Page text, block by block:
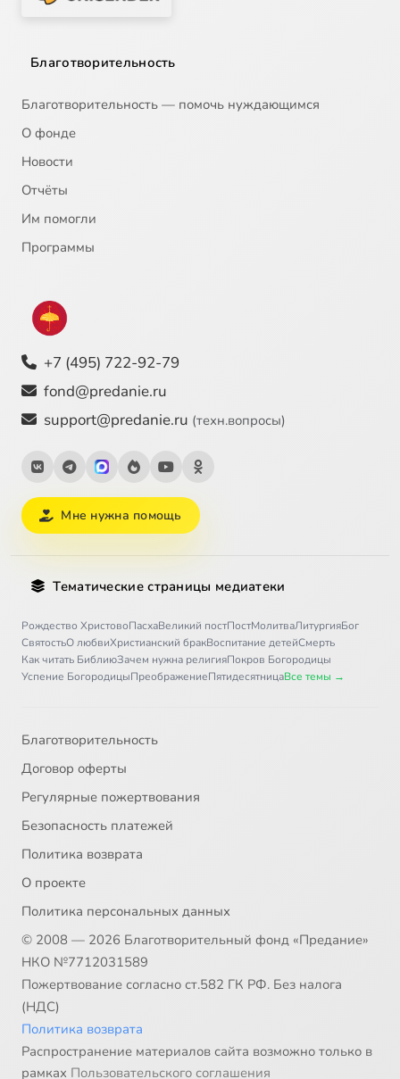
Благотворительность
Благотворительность — помочь нуждающимся
О фонде
Новости
Отчёты
Им помогли
Программы
+7 (495) 722-92-79
fond@predanie.ru
support@predanie.ru (техн.вопросы)
Мне нужна помощь
Тематические страницы медиатеки
Рождество ХристовоПасхаВеликий постПостМолитваЛитургияБог
СвятостьО любвиХристианский бракВоспитание детейСмерть
Как читать БиблиюЗачем нужна религияПокров Богородицы
Успение БогородицыПреображениеПятидесятницаВсе темы →
Благотворительность
Договор оферты
Регулярные пожертвования
Безопасность платежей
Политика возврата
О проекте
Политика персональных данных
© 2008 — 2026 Благотворительный фонд «Предание»
НКО №7712031589
Пожертвование согласно ст.582 ГК РФ. Без налога
(НДС)
Политика возврата
Распространение материалов сайта возможно только в
рамках Пользовательского соглашения